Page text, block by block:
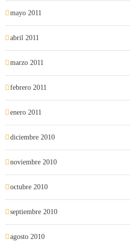
mayo 2011
abril 2011
marzo 2011
febrero 2011
enero 2011
diciembre 2010
noviembre 2010
octubre 2010
septiembre 2010
agosto 2010